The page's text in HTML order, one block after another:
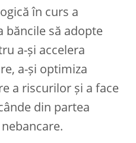
în curs a
băncile să adopte
a-și accelera
a-și optimiza
a riscurilor și a face
din partea